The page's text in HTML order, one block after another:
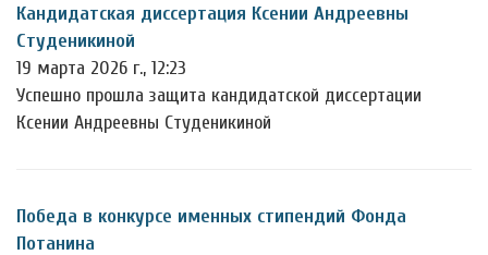
Кандидатская диссертация Ксении Андреевны
Студеникиной
19 марта 2026 г., 12:23
Успешно прошла защита кандидатской диссертации
Ксении Андреевны Студеникиной
Победа в конкурсе именных стипендий Фонда
Потанина